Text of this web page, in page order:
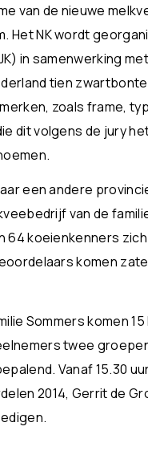
van de nieuwe
Het NK wordt
in samenwerking
tien
zoals frame,
dit volgens de jury
een andere
van de
64 koeienkenners
komen
Sommers komen
twee
Vanaf 15.30
2014, Gerrit de